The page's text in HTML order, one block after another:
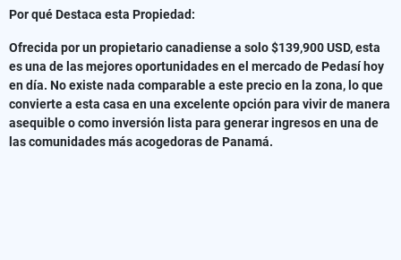
Por qué Destaca esta Propiedad:
Ofrecida por un propietario canadiense a solo $139,900 USD, esta
es una de las mejores oportunidades en el mercado de Pedasí hoy
en día. No existe nada comparable a este precio en la zona, lo que
convierte a esta casa en una excelente opción para vivir de manera
asequible o como inversión lista para generar ingresos en una de
las comunidades más acogedoras de Panamá.